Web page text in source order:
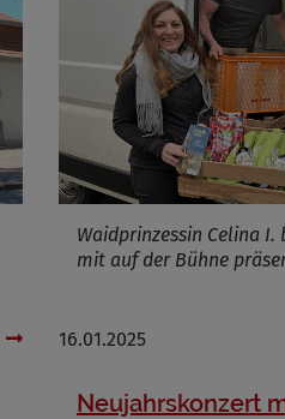
Waidprinzessin Celina
mit auf der Bühne
16.01.2025
Neujahrskonzert
Infos